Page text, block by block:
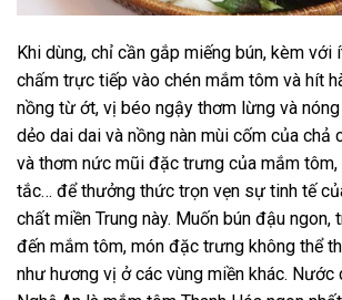
Khi dùng, chỉ cần gắp miếng bún, kèm với
chấm trực tiếp vào chén mắm tôm và hít
nồng từ ớt, vị béo ngậy thơm lừng và
dẻo dai dai và nồng nàn mùi cốm của chả
và thơm nức mũi đặc trưng của mắm
tắc… để thưởng thức trọn vẹn sự tinh tế
chất miền Trung này. Muốn bún đậu ngon,
đến mắm tôm, món đặc trưng không thể
như hương vị ở các vùng miền khác. Nước